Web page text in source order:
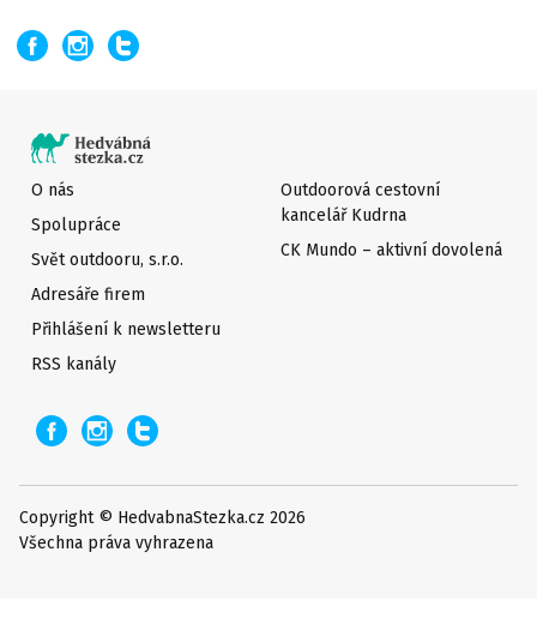
O nás
Spolupráce
Svět outdooru, s.r.o.
Adresáře firem
Přihlášení k newsletteru
Outdoorová cestovní
kancelář Kudrna
CK Mundo – aktivní dovolená
RSS kanály
Copyright © HedvabnaStezka.cz 2026
Všechna práva vyhrazena